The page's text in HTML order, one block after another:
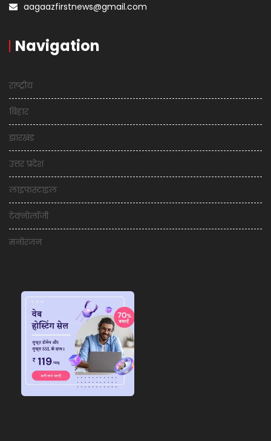
aagaazfirstnews@gmail.com
Navigation
राष्ट्रीय
बिहार
झारखंड
उत्तर प्रदेश
लाइफस्टाइल
टेक्नोलॉजी
मनोरंजन